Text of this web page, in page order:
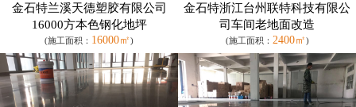
金石特兰溪天德塑胶有限公司
16000方本色钢化地坪
(施工面积： 16000㎡)
金石特浙江台州联特科技有限公
司车间老地面改造
(施工面积： 2400㎡)